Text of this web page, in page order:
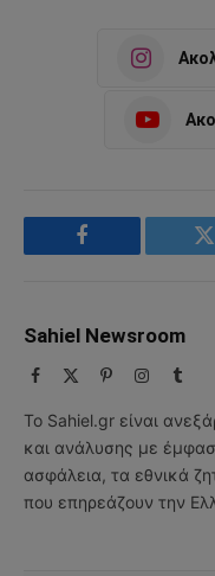
Facebook
Sahiel Newsroom
Facebook PinterestInstagram
Το Sahiel.gr είναι
και ανάλυσης με
ασφάλεια, τα εθνικά
που επηρεάζουν την